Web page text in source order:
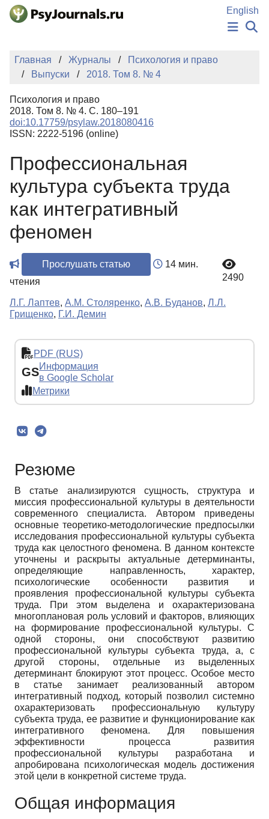
Перейти к основному содержанию
English
НОВОСТИ
ИЗДАНИЯ
ПОДАТЬ РУКОПИСЬ
БАЗА ЗНАНИЙ
КЛЮЧЕВЫЕ СЛОВА
Регистрация
Главная Журналы
Психология и право
Выпуски
2018. Том 8. № 4
Психология и право
2018. Том 8. № 4. С. 180–191
doi:10.17759/psylaw.2018080416
ISSN: 2222-5196 (online)
Профессиональная
культура субъекта труда
как интегративный
феномен
Прослушать статью
14 мин.
чтения
2490
Л.Г. Лаптев, А.М. Столяренко, А.В. Буданов, Л.Л.
Грищенко, Г.И. Демин
PDF (RUS)
GSИнформация
в Google Scholar
Метрики
Резюме
В статье анализируются сущность, структура и
миссия профессиональной культуры в деятельности
современного специалиста. Автором приведены
основные теоретико-методологические предпосылки
исследования профессиональной культуры субъекта
труда как целостного феномена. В данном контексте
уточнены и раскрыты актуальные детерминанты,
определяющие направленность, характер,
психологические особенности развития и
проявления профессиональной культуры субъекта
труда. При этом выделена и охарактеризована
многоплановая роль условий и факторов, влияющих
на формирование профессиональной культуры. С
одной стороны, они способствуют развитию
профессиональной культуры субъекта труда, а, с
другой стороны, отдельные из выделенных
детерминант блокируют этот процесс. Особое место
в статье занимает реализованный автором
интегративный подход, который позволил системно
охарактеризовать профессиональную культуру
субъекта труда, ее развитие и функционирование как
интегративного феномена. Для повышения
эффективности процесса развития
профессиональной культуры разработана и
апробирована психологическая модель достижения
этой цели в конкретной системе труда.
Общая информация